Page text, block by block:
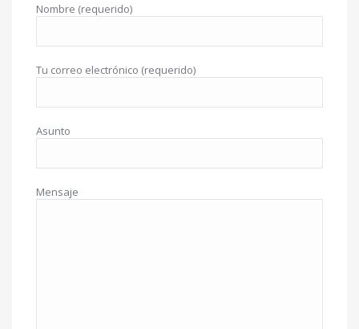
Nombre (requerido)
Tu correo electrónico (requerido)
Asunto
Mensaje